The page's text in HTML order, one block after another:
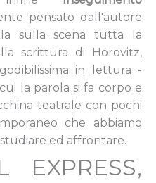
pensato dall'autore
sulla scena tutta la
scrittura di Horovitz,
in lettura -
la parola si fa corpo e
teatrale con pochi
che abbiamo
ed affrontare.
EXPRESS,